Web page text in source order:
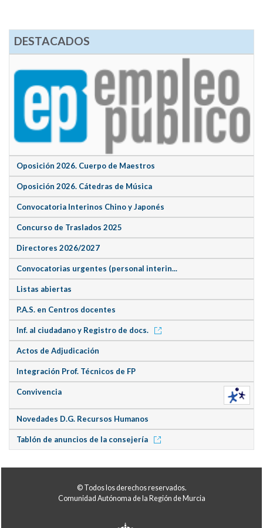
DESTACADOS
Oposición 2026. Cuerpo de Maestros
Oposición 2026. Cátedras de Música
Convocatoria Interinos Chino y Japonés
Concurso de Traslados 2025
Directores 2026/2027
Convocatorias urgentes (personal interin...
Listas abiertas
P.A.S. en Centros docentes
Inf. al ciudadano y Registro de docs.
Actos de Adjudicación
Integración Prof. Técnicos de FP
Convivencia
Novedades D.G. Recursos Humanos
Tablón de anuncios de la consejería
© Todos los derechos reservados.
Comunidad Autónoma de la Región de Murcia